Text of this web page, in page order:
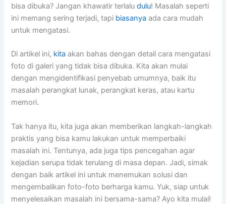
bisa dibuka? Jangan khawatir terlaludulu! Masalah seperti
ini memang sering terjadi, tapi biasanya ada cara mudah
untuk mengatasi.
Di artikel ini, kita akan bahas dengan detail cara mengatasi
foto di galeri yang tidak bisa dibuka. Kita akan mulai
dengan mengidentifikasi penyebab umumnya, baik itu
masalah perangkat lunak, perangkat keras, atau kartu
memori.
Tak hanya itu, kita juga akan memberikan langkah-langkah
praktis yang bisa kamu lakukan untuk memperbaiki
masalah ini. Tentunya, ada juga tips pencegahan agar
kejadian serupa tidak terulang di masa depan. Jadi, simak
dengan baik artikel ini untuk menemukan solusi dan
mengembalikan foto-foto berharga kamu. Yuk, siap untuk
menyelesaikan masalah ini bersama-sama? Ayo kita mulai!